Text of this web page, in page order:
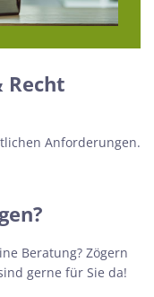
Recht
Anforderungen.
Beratung? Zögern
gerne für Sie da!